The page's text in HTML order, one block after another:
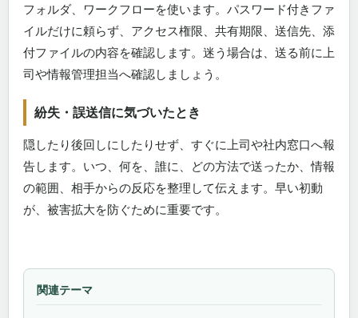
フォルダ、ワークフローを使います。パスワード付きファ
イルだけに頼らず、アクセス権限、共有期限、送信先、添
付ファイルの内容を確認します。迷う場合は、送る前に上
司や情報管理担当へ確認しましょう。
紛失・誤送信に気づいたとき
隠したり後回しにしたりせず、すぐに上司や社内窓口へ報
告します。いつ、何を、誰に、どの方法で送ったか、情報
の範囲、相手からの反応を整理して伝えます。早い初動
が、被害拡大を防ぐために重要です。
関連テーマ